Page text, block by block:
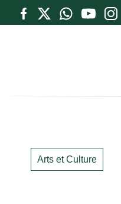
Arts et Culture